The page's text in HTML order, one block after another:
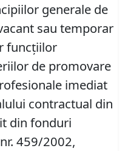
generale de
sau temporar
funcțiilor
de promovare
imediat
contractual din
din fonduri
459/2002,